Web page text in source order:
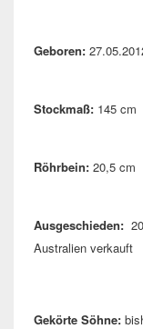
Geboren:
Stockmaß: 145 cm
Röhrbein: 20,5 cm
Ausgeschieden:
Australien verkauft
Gekörte Söhne: